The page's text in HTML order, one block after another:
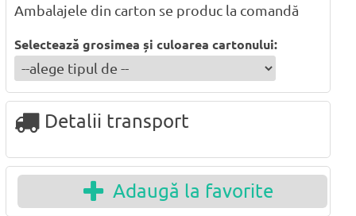
Ambalajele din carton se produc la comandă
Selectează grosimea și culoarea cartonului:
Detalii transport
Adaugă la favorite